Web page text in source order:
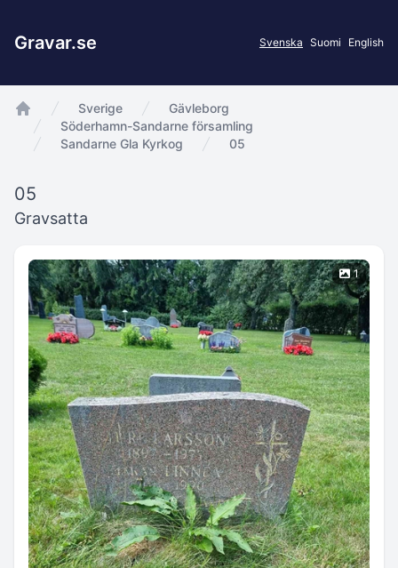
Gravar.se Svenska Suomi English
app.Start
Sverige
Gävleborg
Söderhamn-Sandarne församling
Sandarne Gla Kyrkog
05
05
Gravsatta
1